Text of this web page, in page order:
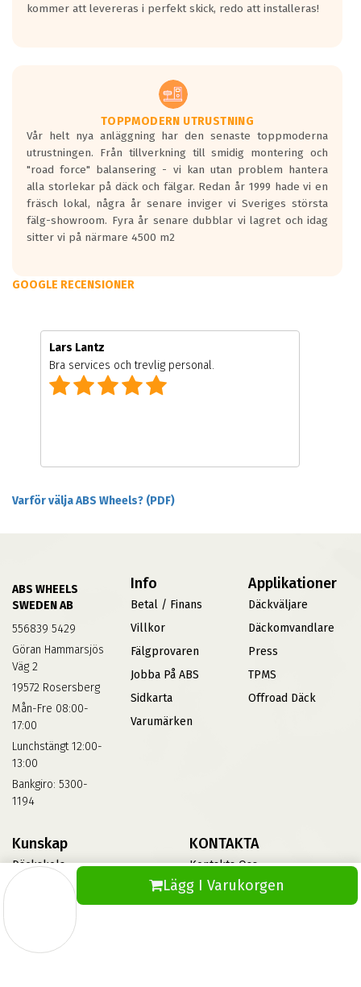
Lägg I Varukorgen
kommer att levereras i perfekt skick, redo att installeras!
TOPPMODERN UTRUSTNING
Vår helt nya anläggning har den senaste toppmoderna
utrustningen. Från tillverkning till smidig montering och
"road force" balansering - vi kan utan problem hantera
alla storlekar på däck och fälgar. Redan år 1999 hade vi en
fräsch lokal, några år senare inviger vi Sveriges största
fälg-showroom. Fyra år senare dubblar vi lagret och idag
sitter vi på närmare 4500 m2
GOOGLE RECENSIONER
Lars Lantz
Bra services och trevlig personal.
Varför välja ABS Wheels? (PDF)
ABS WHEELS
SWEDEN AB
556839 5429
Göran Hammarsjös
Väg 2
19572 Rosersberg
Mån-Fre 08:00-
17:00
Lunchstängt 12:00-
13:00
Bankgiro: 5300-
1194
Info
Betal / Finans
Villkor
Fälgprovaren
Jobba På ABS
Sidkarta
Varumärken
Applikationer
Däckväljare
Däckomvandlare
Press
TPMS
Offroad Däck
Kunskap
Däckskola
Informationsbank Av Däck
Och Fälgar
KONTAKTA
Kontakta Oss
Vinterdäck